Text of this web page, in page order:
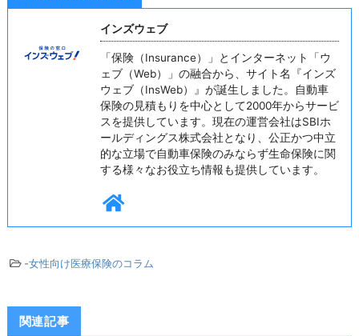
インズウェブ
「保険（Insurance）」とインターネット「ウ
ェブ（Web）」の融合から、サイト名『インズ
ウェブ（InsWeb）』が誕生しました。自動車
保険の見積もりを中心として2000年からサービ
スを提供しています。現在の運営会社はSBIホ
ールディングス株式会社となり、公正かつ中立
的な立場で自動車保険のみならず生命保険に関
する様々なお役立ち情報も提供しています。
-女性向け医療保険のコラム
関連記事